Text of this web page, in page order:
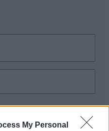
My Personal
κανόνες σχολιασμού